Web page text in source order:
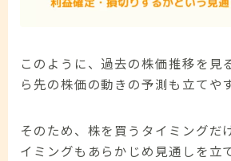
このように、過去の株価推移を見
ら先の株価の動きの予測も立てや
そのため、株を買うタイミングだ
イミングもあらかじめ見通しを立